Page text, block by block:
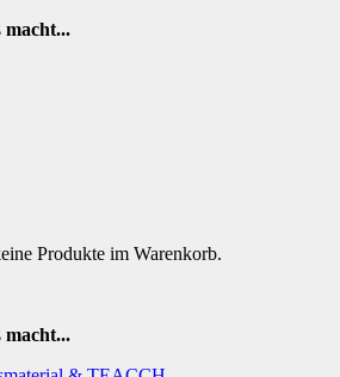
macht...
Produkte im Warenkorb.
macht...